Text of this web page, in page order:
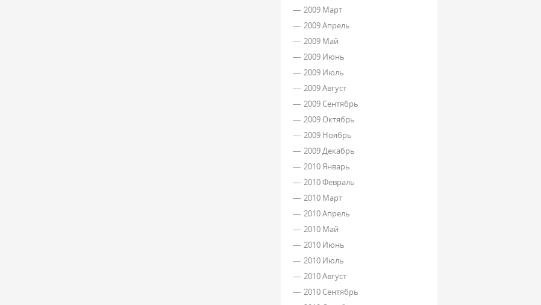
2009 Март
2009 Апрель
2009 Май
2009 Июнь
2009 Июль
2009 Август
2009 Сентябрь
2009 Октябрь
2009 Ноябрь
2009 Декабрь
2010 Январь
2010 Февраль
2010 Март
2010 Апрель
2010 Май
2010 Июнь
2010 Июль
2010 Август
2010 Сентябрь